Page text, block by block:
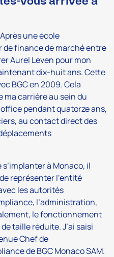
une école
finance de marché entre
Aurel Leven pour mon
dix-huit ans. Cette
BGC en 2009. Cela
ma carrière au sein du
pendant quatorze ans,
au contact direct des
à Monaco, il
représenter l’entité
les autorités
l’administration,
le fonctionnement
taille réduite. J’ai saisi
Chef de
de BGC Monaco SAM.